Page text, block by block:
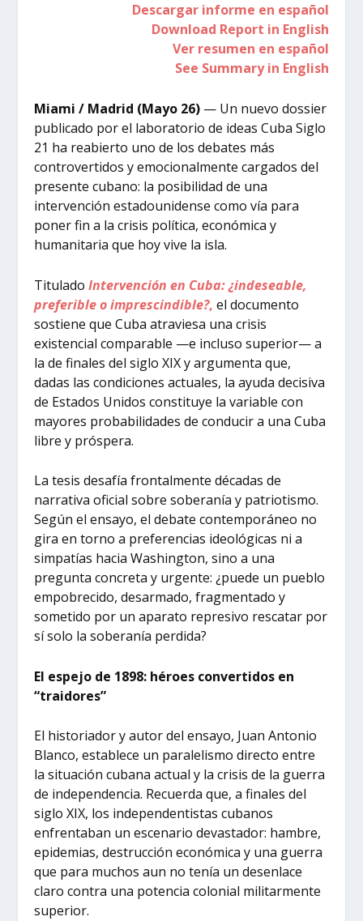
Descargar informe en español
Download Report in English
Ver resumen en español
See Summary in English
Miami / Madrid (Mayo 26) — Un nuevo dossier
publicado por el laboratorio de ideas Cuba Siglo
21 ha reabierto uno de los debates más
controvertidos y emocionalmente cargados del
presente cubano: la posibilidad de una
intervención estadounidense como vía para
poner fin a la crisis política, económica y
humanitaria que hoy vive la isla.
TituladoIntervención en Cuba: ¿indeseable,
preferible o imprescindible?, el documento
sostiene que Cuba atraviesa una crisis
existencial comparable —e incluso superior— a
la de finales del siglo XIX y argumenta que,
dadas las condiciones actuales, la ayuda decisiva
de Estados Unidos constituye la variable con
mayores probabilidades de conducir a una Cuba
libre y próspera.
La tesis desafía frontalmente décadas de
narrativa oficial sobre soberanía y patriotismo.
Según el ensayo, el debate contemporáneo no
gira en torno a preferencias ideológicas ni a
simpatías hacia Washington, sino a una
pregunta concreta y urgente: ¿puede un pueblo
empobrecido, desarmado, fragmentado y
sometido por un aparato represivo rescatar por
sí solo la soberanía perdida?
El espejo de 1898: héroes convertidos en
“traidores”
El historiador y autor del ensayo, Juan Antonio
Blanco, establece un paralelismo directo entre
la situación cubana actual y la crisis de la guerra
de independencia. Recuerda que, a finales del
siglo XIX, los independentistas cubanos
enfrentaban un escenario devastador: hambre,
epidemias, destrucción económica y una guerra
que para muchos aun no tenía un desenlace
claro contra una potencia colonial militarmente
superior.